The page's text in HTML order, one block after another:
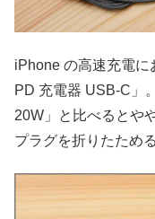
iPhone の高速充電
PD 充電器 USB-C」
20W」と比べるとや
プラグを折りたため